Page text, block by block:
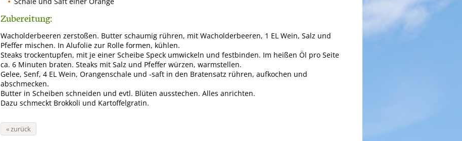
Zubereitung:
Wacholderbeeren zerstoßen. Butter schaumig rühren, mit Wacholderbeeren, 1 EL Wein, Salz und
Pfeffer mischen. In Alufolie zur Rolle formen, kühlen.
Steaks trockentupfen, mit je einer Scheibe Speck umwickeln und festbinden. Im heißen Öl pro Seite
ca. 6 Minuten braten. Steaks mit Salz und Pfeffer würzen, warmstellen.
Gelee, Senf, 4 EL Wein, Orangenschale und -saft in den Bratensatz rühren, aufkochen und
abschmecken.
Butter in Scheiben schneiden und evtl. Blüten ausstechen. Alles anrichten.
Dazu schmeckt Brokkoli und Kartoffelgratin.
« zurück